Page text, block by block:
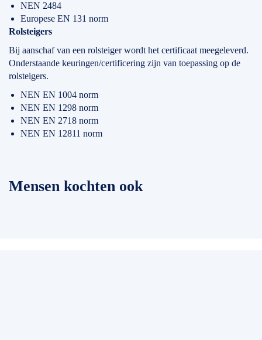
NEN 2484
Europese EN 131 norm
Rolsteigers
Bij aanschaf van een rolsteiger wordt het certificaat meegeleverd.
Onderstaande keuringen/certificering zijn van toepassing op de
rolsteigers.
NEN EN 1004 norm
NEN EN 1298 norm
NEN EN 2718 norm
NEN EN 12811 norm
Mensen kochten ook